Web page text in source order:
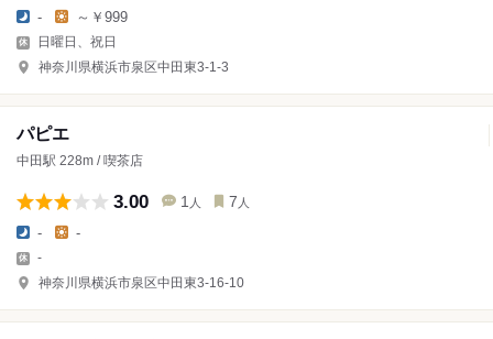
- ～￥999
日曜日、祝日
神奈川県横浜市泉区中田東3-1-3
パピエ
中田駅 228m / 喫茶店
3.00 1 人 7 人
- -
-
神奈川県横浜市泉区中田東3-16-10